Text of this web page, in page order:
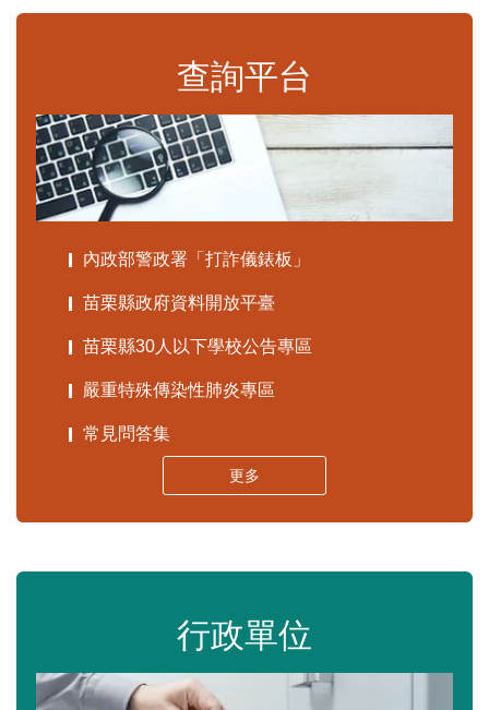
查詢平台
內政部警政署「打詐儀錶板」
苗栗縣政府資料開放平臺
苗栗縣30人以下學校公告專區
嚴重特殊傳染性肺炎專區
常見問答集
更多
行政單位